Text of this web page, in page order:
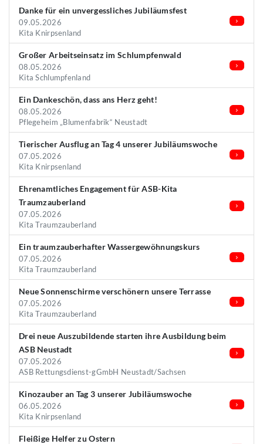
Danke für ein unvergessliches Jubiläumsfest
09.05.2026
Kita Knirpsenland
Großer Arbeitseinsatz im Schlumpfenwald
08.05.2026
Kita Schlumpfenland
Ein Dankeschön, dass ans Herz geht!
08.05.2026
Pflegeheim „Blumenfabrik“ Neustadt
Tierischer Ausflug an Tag 4 unserer Jubiläumswoche
07.05.2026
Kita Knirpsenland
Ehrenamtliches Engagement für ASB-Kita
Traumzauberland
07.05.2026
Kita Traumzauberland
Ein traumzauberhafter Wassergewöhnungskurs
07.05.2026
Kita Traumzauberland
Neue Sonnenschirme verschönern unsere Terrasse
07.05.2026
Kita Traumzauberland
Drei neue Auszubildende starten ihre Ausbildung beim
ASB Neustadt
07.05.2026
ASB Rettungsdienst-gGmbH Neustadt/Sachsen
Kinozauber an Tag 3 unserer Jubiläumswoche
06.05.2026
Kita Knirpsenland
Fleißige Helfer zu Ostern